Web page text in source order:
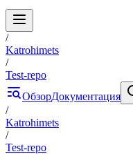
/
Katrohimets
/
Test-repo
ОбзорДокументация
/
Katrohimets
/
Test-repo